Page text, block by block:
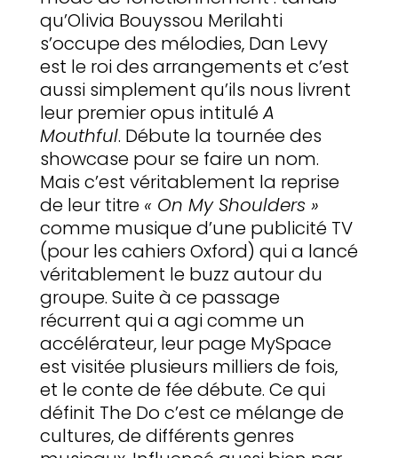
qu’Olivia Bouyssou Merilahti
s’occupe des mélodies, Dan Levy
est le roi des arrangements et c’est
aussi simplement qu’ils nous livrent
leur premier opus intituléA
Mouthful. Débute la tournée des
showcase pour se faire un nom.
Mais c’est véritablement la reprise
de leur titre « On My Shoulders »
comme musique d’une publicité TV
(pour les cahiers Oxford) qui a lancé
véritablement le buzz autour du
groupe. Suite à ce passage
récurrent qui a agi comme un
accélérateur, leur page MySpace
est visitée plusieurs milliers de fois,
et le conte de fée débute. Ce qui
définit The Do c’est ce mélange de
cultures, de différents genres